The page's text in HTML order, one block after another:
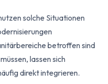
solche Situationen
betroffen sind
lassen sich
direkt integrieren.